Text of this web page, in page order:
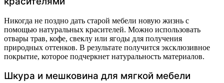
Никогда не поздно дать старой мебели новую жизнь с
помощью натуральных красителей. Можно использовать
отвары трав, кофе, свеклу или ягоды для получения
природных оттенков. В результате получится эксклюзивное
покрытие, которое подчеркнет натуральность материалов.
Шкура и мешковина для мягкой мебели